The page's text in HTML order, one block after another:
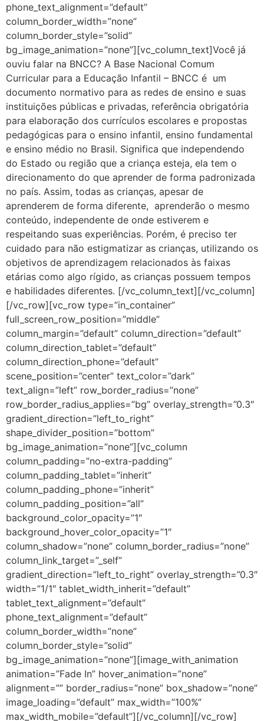
phone_text_alignment=”default”
column_border_width=”none”
column_border_style=”solid”
bg_image_animation=”none”][vc_column_text]Você já
ouviu falar na BNCC? A Base Nacional Comum
Curricular para a Educação Infantil – BNCC é um
documento normativo para as redes de ensino e suas
instituições públicas e privadas, referência obrigatória
para elaboração dos currículos escolares e propostas
pedagógicas para o ensino infantil, ensino fundamental
e ensino médio no Brasil. Significa que independendo
do Estado ou região que a criança esteja, ela tem o
direcionamento do que aprender de forma padronizada
no país. Assim, todas as crianças, apesar de
aprenderem de forma diferente, aprenderão o mesmo
conteúdo, independente de onde estiverem e
respeitando suas experiências. Porém, é preciso ter
cuidado para não estigmatizar as crianças, utilizando os
objetivos de aprendizagem relacionados às faixas
etárias como algo rígido, as crianças possuem tempos
e habilidades diferentes. [/vc_column_text][/vc_column]
[/vc_row][vc_row type=”in_container”
full_screen_row_position=”middle”
column_margin=”default” column_direction=”default”
column_direction_tablet=”default”
column_direction_phone=”default”
scene_position=”center” text_color=”dark”
text_align=”left” row_border_radius=”none”
row_border_radius_applies=”bg” overlay_strength=”0.3″
gradient_direction=”left_to_right”
shape_divider_position=”bottom”
bg_image_animation=”none”][vc_column
column_padding=”no-extra-padding”
column_padding_tablet=”inherit”
column_padding_phone=”inherit”
column_padding_position=”all”
background_color_opacity=”1″
background_hover_color_opacity=”1″
column_shadow=”none” column_border_radius=”none”
column_link_target=”_self”
gradient_direction=”left_to_right” overlay_strength=”0.3″
width=”1/1″ tablet_width_inherit=”default”
tablet_text_alignment=”default”
phone_text_alignment=”default”
column_border_width=”none”
column_border_style=”solid”
bg_image_animation=”none”][image_with_animation
animation=”Fade In” hover_animation=”none”
alignment=”” border_radius=”none” box_shadow=”none”
image_loading=”default” max_width=”100%”
max_width_mobile=”default”][/vc_column][/vc_row]